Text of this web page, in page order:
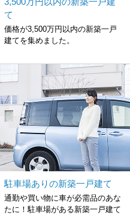
て
価格が3,500万円以内の新築一戸
建てを集めました。
駐車場ありの新築一戸建て
通勤や買い物に車が必需品のあな
たに！駐車場がある新築一戸建て